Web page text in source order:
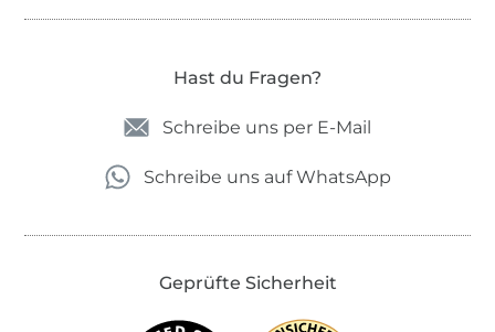
Hast du Fragen?
Schreibe uns per E-Mail
Schreibe uns auf WhatsApp
Geprüfte Sicherheit